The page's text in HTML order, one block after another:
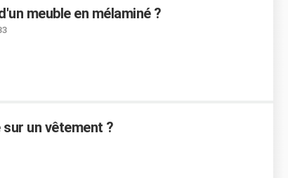
meuble en mélaminé ?
un vêtement ?